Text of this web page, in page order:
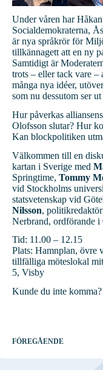
Under våren har
Socialdemokraterna,
är nya språkrör för
tillkännagett att en ny
Samtidigt är
trots – eller tack vare –
många nya idéer,
som nu dessutom ser
Hur påverkas
Olofsson slutar? Hur
Kan blockpolitiken
Välkommen till en
kartan i Sverige med
Springtime, Tommy
vid Stockholms
statsvetenskap vid
Nilsson,
Nerbrand, ordförande
Tid: 11.00 – 12.15
Plats: Hamnplan, övre
tillfälliga möteslokal
5, Visby
Kunde du inte
FÖREGÅENDE